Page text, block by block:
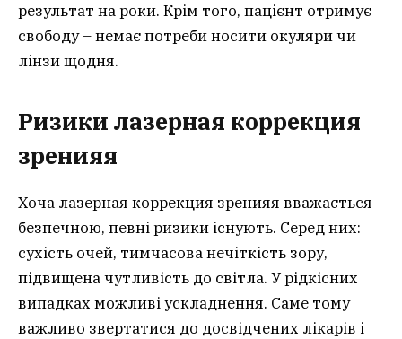
результат на роки. Крім того, пацієнт отримує
свободу – немає потреби носити окуляри чи
лінзи щодня.
Ризики лазерная коррекция
зренияя
Хоча лазерная коррекция зренияя вважається
безпечною, певні ризики існують. Серед них:
сухість очей, тимчасова нечіткість зору,
підвищена чутливість до світла. У рідкісних
випадках можливі ускладнення. Саме тому
важливо звертатися до досвідчених лікарів і